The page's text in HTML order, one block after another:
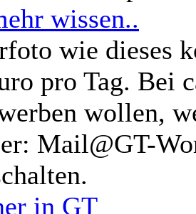
wissen..
wie dieses
pro Tag. Bei
wollen,
Mail@GT-
in GT